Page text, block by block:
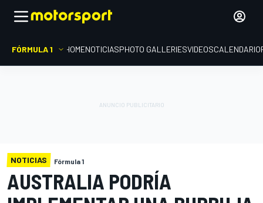
FÓRMULA 1 HOMENOTICIASPHOTO GALLERIESVIDEOSCALENDARIO
NOTICIAS Fórmula 1
AUSTRALIA PODRÍA